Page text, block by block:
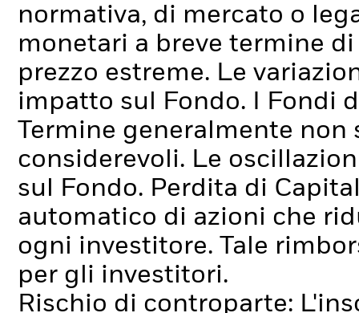
normativa, di mercato o
monetari a breve termine
prezzo estreme. Le
impatto sul Fondo.
I Fondi
Termine generalmente non
considerevoli. Le
sul Fondo. Perdita di
automatico di azioni che
ogni investitore. Tale
per gli investitori.
Rischio di controparte: